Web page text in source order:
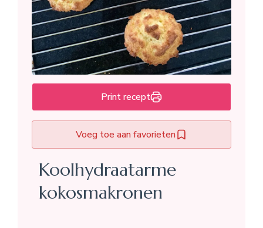
Print recept
Voeg toe aan favorieten
Koolhydraatarme
kokosmakronen